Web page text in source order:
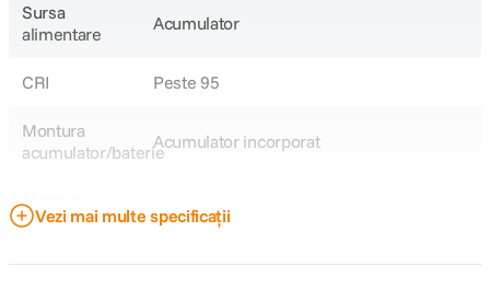
Sursa
alimentare
Acumulator
CRI Peste 95
Montura
acumulator/baterieAcumulator incorporat
Montura
accesorii
Proprietar
Vezi mai multe specificații